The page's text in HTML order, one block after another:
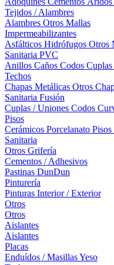
Tejidos / Alambres
Alambres Otros Mallas
Impermeabilizantes
Asfálticos Hidrófugos Otros
Sanitaria PVC
Anillos Caños Codos
Techos
Chapas Metálicas Otros
Sanitaria Fusión
Cuplas / Uniones Codos
Pisos
Cerámicos Porcelanato Pisos
Sanitaria
Otros Grifería
Cementos / Adhesivos
Pastinas DunDun
Pinturería
Pinturas Interior / Exterior
Otros
Otros
Aislantes
Aislantes
Placas
Enduídos / MasillasYeso